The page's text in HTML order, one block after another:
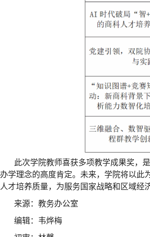
此次学院教师喜获多项教学成果奖，
办学理念的高度肯定。未来，学院将以此
人才培养质量，为服务国家战略和区域经
来源：教务办公室
编辑：韦烨梅